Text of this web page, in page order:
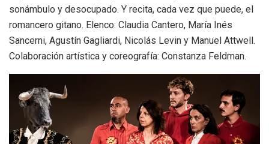
sonámbulo y desocupado. Y recita, cada vez que puede, el
romancero gitano. Elenco: Claudia Cantero, María Inés
Sancerni, Agustín Gagliardi, Nicolás Levin y Manuel Attwell.
Colaboración artística y coreografía: Constanza Feldman.